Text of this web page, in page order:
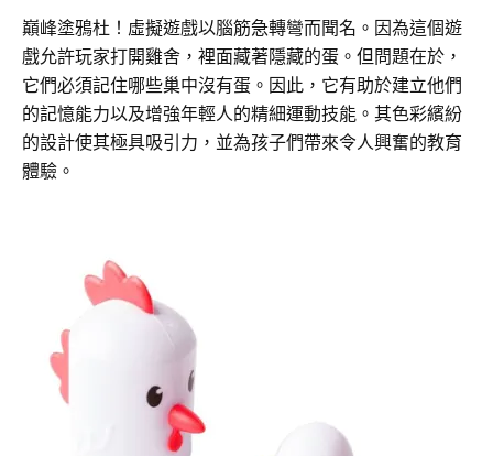
巔峰塗鴉杜！虛擬遊戲以腦筋急轉彎而聞名。因為這個遊
戲允許玩家打開雞舍，裡面藏著隱藏的蛋。但問題在於，
它們必須記住哪些巢中沒有蛋。因此，它有助於建立他們
的記憶能力以及增強年輕人的精細運動技能。其色彩繽紛
的設計使其極具吸引力，並為孩子們帶來令人興奮的教育
體驗。